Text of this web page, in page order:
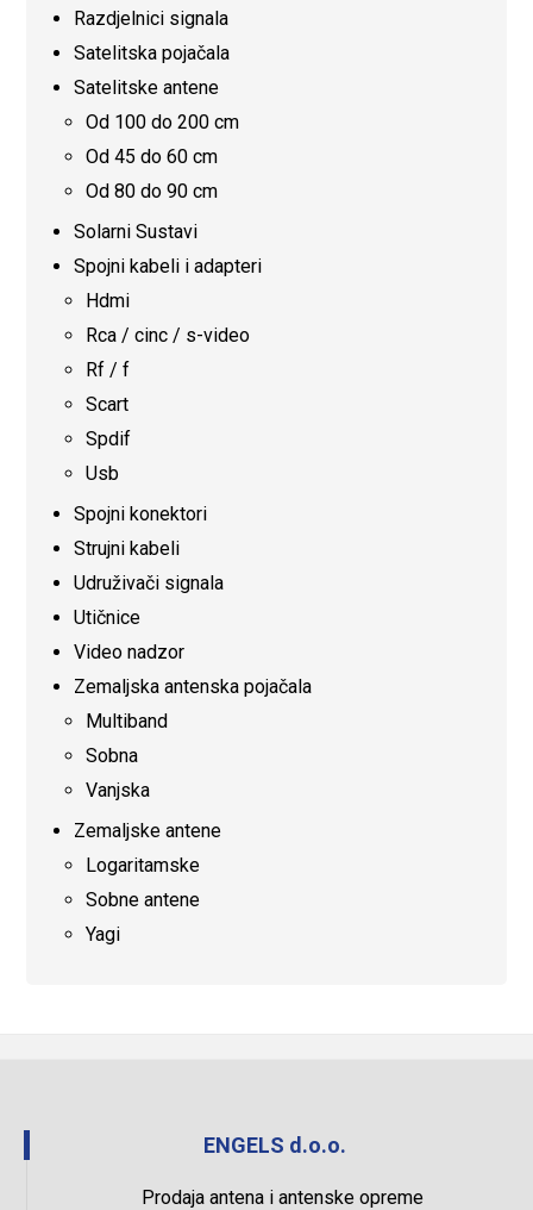
Razdjelnici signala
Satelitska pojačala
Satelitske antene
Od 100 do 200 cm
Od 45 do 60 cm
Od 80 do 90 cm
Solarni Sustavi
Spojni kabeli i adapteri
Hdmi
Rca / cinc / s-video
Rf / f
Scart
Spdif
Usb
Spojni konektori
Strujni kabeli
Udruživači signala
Utičnice
Video nadzor
Zemaljska antenska pojačala
Multiband
Sobna
Vanjska
Zemaljske antene
Logaritamske
Sobne antene
Yagi
ENGELS d.o.o.
Prodaja antena i antenske opreme